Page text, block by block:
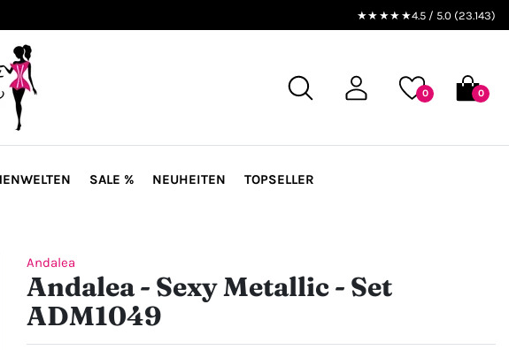
★★★★★4.5 / 5.0 (23.143)
0 0
SALE % NEUHEITEN TOPSELLER
Andalea
Andalea - Sexy Metallic - Set
ADM1049